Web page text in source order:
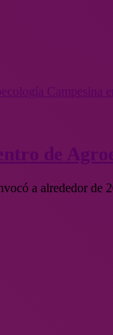
Campesina
de
a alrededor de